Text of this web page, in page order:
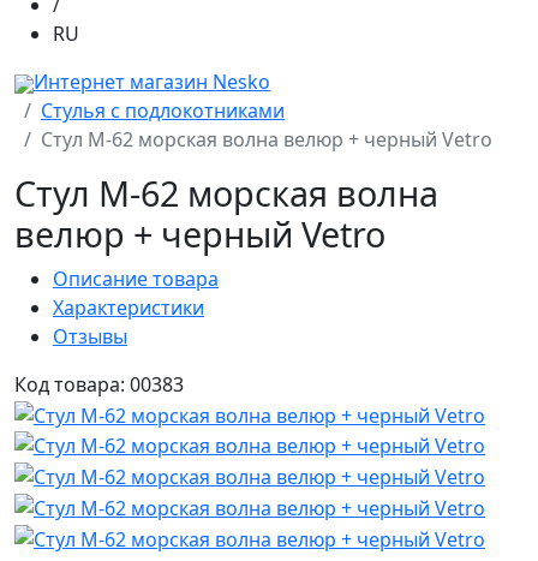
RU
Интернет магазин Nesko
Стулья с подлокотниками
Стул M-62 морская волна велюр + черный Vetro
Стул M-62 морская волна
велюр + черный Vetro
Описание товара
Характеристики
Отзывы
Код товара: 00383